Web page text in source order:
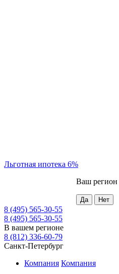
Льготная ипотека 6%
Ваш регион
8 (495) 565-30-55
8 (495) 565-30-55
В вашем регионе
8 (812) 336-60-79
Санкт-Петербург
Компания Компания